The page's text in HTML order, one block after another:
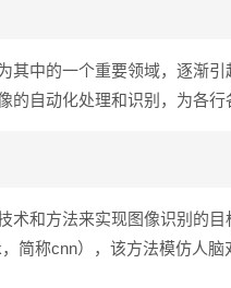
其中的一个重要领域，逐渐
自动化处理和识别，为各行
术和方法来实现图像识别的
简称cnn），该方法模仿人